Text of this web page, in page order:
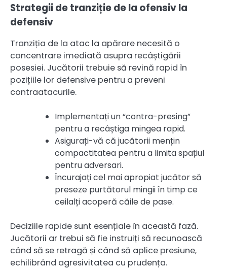
Strategii de tranziție de la ofensiv la
defensiv
Tranziția de la atac la apărare necesită o
concentrare imediată asupra recâștigării
posesiei. Jucătorii trebuie să revină rapid în
pozițiile lor defensive pentru a preveni
contraatacurile.
Implementați un “contra-presing”
pentru a recâștiga mingea rapid.
Asigurați-vă că jucătorii mențin
compactitatea pentru a limita spațiul
pentru adversari.
Încurajați cel mai apropiat jucător să
preseze purtătorul mingii în timp ce
ceilalți acoperă căile de pase.
Deciziile rapide sunt esențiale în această fază.
Jucătorii ar trebui să fie instruiți să recunoască
când să se retragă și când să aplice presiune,
echilibrând agresivitatea cu prudența.